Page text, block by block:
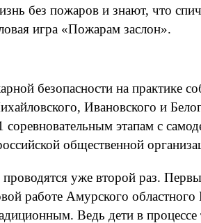
без пожаров и знают, что
игра «Пожарам заслон».
безопасности на практике
Ивановского и
этапам с
общественной
уже второй раз.
работе Амурского
Ведь дети в